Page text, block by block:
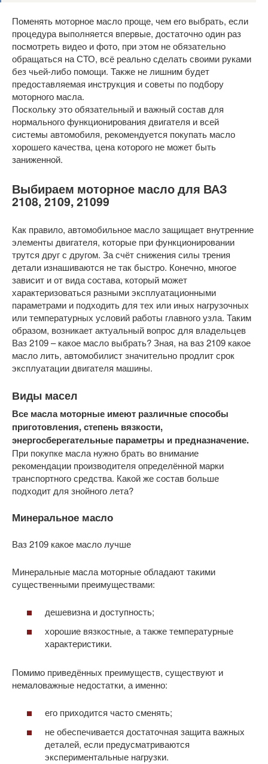
Поменять моторное масло проще, чем его выбрать, если
процедура выполняется впервые, достаточно один раз
посмотреть видео и фото, при этом не обязательно
обращаться на СТО, всё реально сделать своими руками
без чьей-либо помощи. Также не лишним будет
предоставляемая инструкция и советы по подбору
моторного масла.
Поскольку это обязательный и важный состав для
нормального функционирования двигателя и всей
системы автомобиля, рекомендуется покупать масло
хорошего качества, цена которого не может быть
заниженной.
Выбираем моторное масло для ВАЗ
2108, 2109, 21099
Как правило, автомобильное масло защищает внутренние
элементы двигателя, которые при функционировании
трутся друг с другом. За счёт снижения силы трения
детали изнашиваются не так быстро. Конечно, многое
зависит и от вида состава, который может
характеризоваться разными эксплуатационными
параметрами и подходить для тех или иных нагрузочных
или температурных условий работы главного узла. Таким
образом, возникает актуальный вопрос для владельцев
Ваз 2109 – какое масло выбрать? Зная, на ваз 2109 какое
масло лить, автомобилист значительно продлит срок
эксплуатации двигателя машины.
Виды масел
Все масла моторные имеют различные способы
приготовления, степень вязкости,
энергосберегательные параметры и предназначение.
При покупке масла нужно брать во внимание
рекомендации производителя определённой марки
транспортного средства. Какой же состав больше
подходит для знойного лета?
Минеральное масло
Ваз 2109 какое масло лучше
Минеральные масла моторные обладают такими
существенными преимуществами:
дешевизна и доступность;
хорошие вязкостные, а также температурные
характеристики.
Помимо приведённых преимуществ, существуют и
немаловажные недостатки, а именно:
его приходится часто сменять;
не обеспечивается достаточная защита важных
деталей, если предусматриваются
экспериментальные нагрузки.